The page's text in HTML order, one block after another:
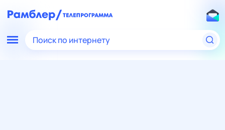
Поиск по интернету